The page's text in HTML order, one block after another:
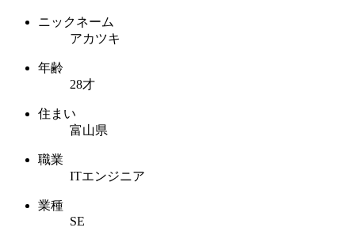
ニックネーム
アカツキ
年齢
28才
住まい
富山県
職業
ITエンジニア
業種
SE